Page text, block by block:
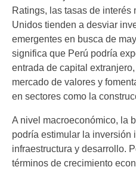
Ratings, las tasas de interés
Unidos tienden a desviar
emergentes en busca de
significa que Perú podría
entrada de capital
mercado de valores y
en sectores como la
A nivel macroeconómico, la
podría estimular la inversión
infraestructura y desarrollo.
términos de crecimiento